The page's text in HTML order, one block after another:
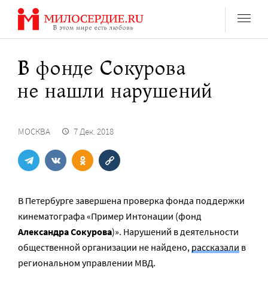
Перейти
содержанию
В фонде Сокурова
не нашли нарушений
МОСКВА 7 Дек. 2018
В Петербурге завершена проверка фонда поддержки
кинематографа «Пример Интонации (фонд
Александра Сокурова)». Нарушений в деятельности
общественной организации не найдено,рассказали в
региональном управлении МВД.